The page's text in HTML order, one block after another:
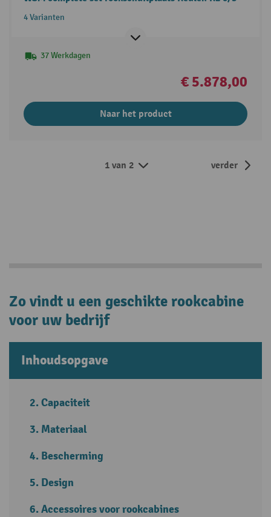
4 Varianten
37 Werkdagen
€ 5.878,00
Naar het product
1 van 2 verder
Zo vindt u een geschikte rookcabine
voor uw bedrijf
Inhoudsopgave
Capaciteit
Materiaal
Bescherming
Design
Accessoires voor rookcabines